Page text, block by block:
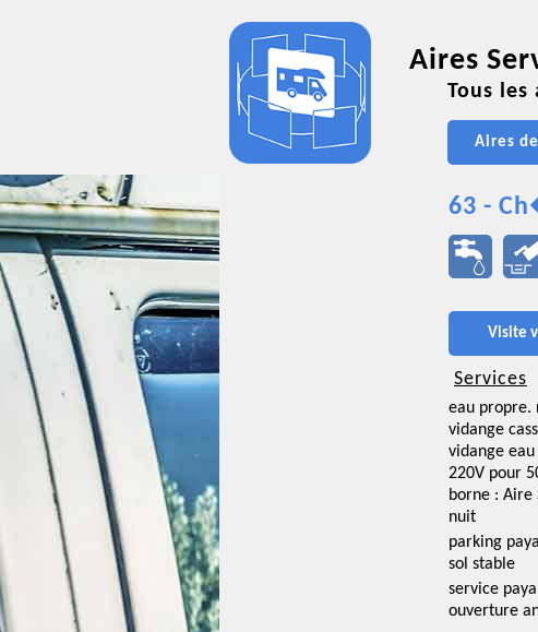
Aires
Tous
Aires
63 -
Visite
Services
eau propre.
vidange
vidange eau
220V pour
borne : Aire
nuit
parking
sol stable
service
ouverture